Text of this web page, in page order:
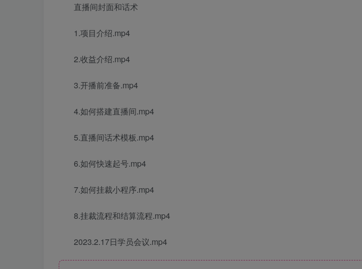
直播间封面和话术
1.项目介绍.mp4
2.收益介绍.mp4
3.开播前准备.mp4
4.如何搭建直播间.mp4
5.直播间话术模板.mp4
6.如何快速起号.mp4
7.如何挂裁小程序.mp4
8.挂裁流程和结算流程.mp4
2023.2.17日学员会议.mp4